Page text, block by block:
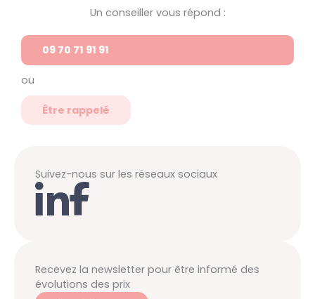
Un conseiller vous répond :
09 70 71 91 91
ou
Être rappelé
Suivez-nous sur les réseaux sociaux
Recevez la newsletter pour être informé des
évolutions des prix